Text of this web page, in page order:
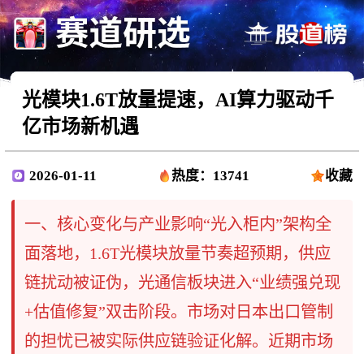
光模块1.6T放量提速，AI算力驱动千
亿市场新机遇
2026-01-11 热度：13741 收藏
一、核心变化与产业影响“光入柜内”架构全
面落地，1.6T光模块放量节奏超预期，供应
链扰动被证伪，光通信板块进入“业绩强兑现
+估值修复”双击阶段。市场对日本出口管制
的担忧已被实际供应链验证化解。近期市场